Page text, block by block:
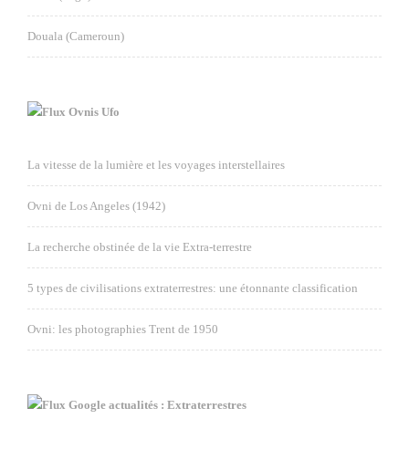
Douala (Cameroun)
Ovnis Ufo
La vitesse de la lumière et les voyages interstellaires
Ovni de Los Angeles (1942)
La recherche obstinée de la vie Extra-terrestre
5 types de civilisations extraterrestres: une étonnante classification
Ovni: les photographies Trent de 1950
Google actualités : Extraterrestres